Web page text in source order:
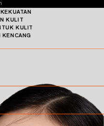
KULIT
KULIT
KENCANG